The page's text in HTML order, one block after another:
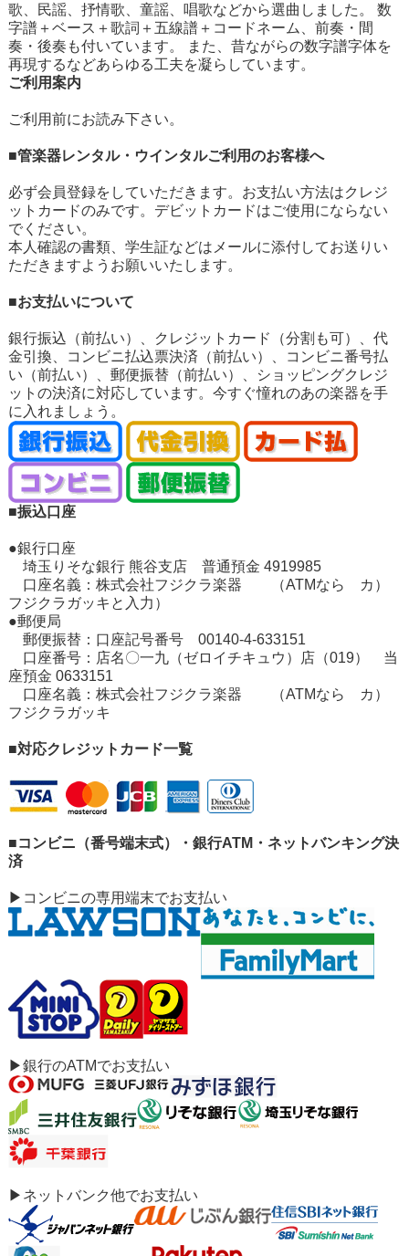
歌、民謡、抒情歌、童謡、唱歌などから選曲しました。 数
字譜＋ベース＋歌詞＋五線譜＋コードネーム、前奏・間
奏・後奏も付いています。 また、昔ながらの数字譜字体を
再現するなどあらゆる工夫を凝らしています。
ご利用案内
ご利用前にお読み下さい。
■管楽器レンタル・ウインタルご利用のお客様へ
必ず会員登録をしていただきます。お支払い方法はクレジ
ットカードのみです。デビットカードはご使用にならない
でください。
本人確認の書類、学生証などはメールに添付してお送りい
ただきますようお願いいたします。
■お支払いについて
銀行振込（前払い）、クレジットカード（分割も可）、代
金引換、コンビニ払込票決済（前払い）、コンビニ番号払
い（前払い）、郵便振替（前払い）、ショッピングクレジ
ットの決済に対応しています。今すぐ憧れのあの楽器を手
に入れましょう。
■振込口座
●銀行口座
埼玉りそな銀行 熊谷支店 普通預金 4919985
口座名義：株式会社フジクラ楽器 （ATMなら カ）
フジクラガッキと入力）
●郵便局
郵便振替：口座記号番号 00140-4-633151
口座番号：店名〇一九（ゼロイチキュウ）店（019） 当
座預金 0633151
口座名義：株式会社フジクラ楽器 （ATMなら カ）
フジクラガッキ
■対応クレジットカード一覧
■コンビニ（番号端末式）・銀行ATM・ネットバンキング決
済
▶コンビニの専用端末でお支払い
▶銀行のATMでお支払い
▶ネットバンク他でお支払い